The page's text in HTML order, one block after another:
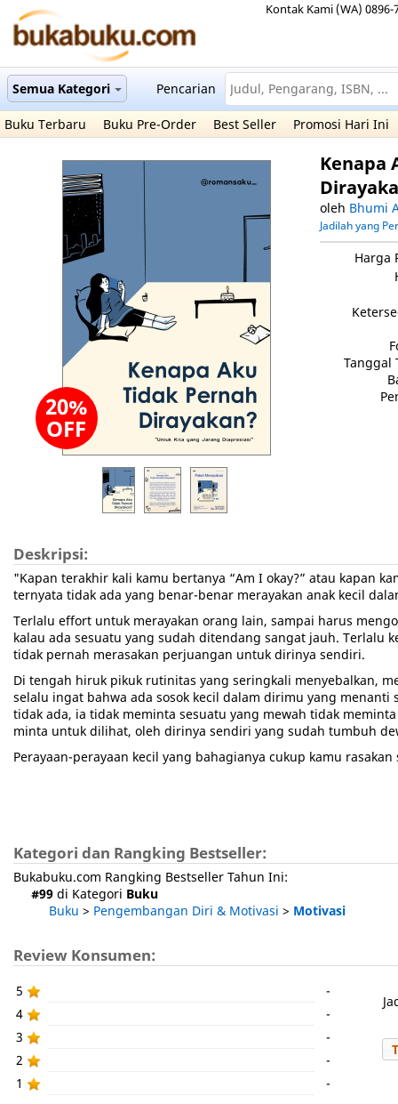
Kontak Kami (WA) 0896-
Semua Kategori Pencarian
Buku Terbaru Buku Pre-Order Best Seller Promosi Hari Ini
20%
OFF
Kenapa
oleh Bhumi
Jadilah yang
Harga
Tanggal
Deskripsi:
"Kapan terakhir kali kamu bertanya “Am I okay?” atau kapan
ternyata tidak ada yang benar-benar merayakan anak kecil
Terlalu effort untuk merayakan orang lain, sampai harus
kalau ada sesuatu yang sudah ditendang sangat jauh. Terlalu
tidak pernah merasakan perjuangan untuk dirinya sendiri.
Di tengah hiruk pikuk rutinitas yang seringkali menyebalkan,
selalu ingat bahwa ada sosok kecil dalam dirimu yang
tidak ada, ia tidak meminta sesuatu yang mewah tidak
minta untuk dilihat, oleh dirinya sendiri yang sudah tumbuh
Perayaan-perayaan kecil yang bahagianya cukup kamu
Kategori dan Rangking Bestseller:
Bukabuku.com Rangking Bestseller Tahun Ini:
#99 di Kategori Buku
Buku > Pengembangan Diri & Motivasi > Motivasi
Review Konsumen:
5
-
4
-
3
-
2
-
1
-